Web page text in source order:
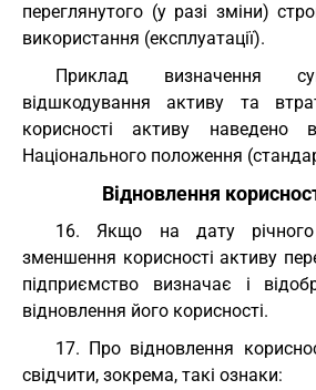
переглянутого (у разі зміни)
використання (експлуатації).
Приклад визначення
відшкодування активу та
корисності активу
Національного положення
Відновлення
16. Якщо на дату
зменшення корисності активу
підприємство визначає і
відновлення його корисності.
17. Про відновлення
свідчити, зокрема, такі ознаки: